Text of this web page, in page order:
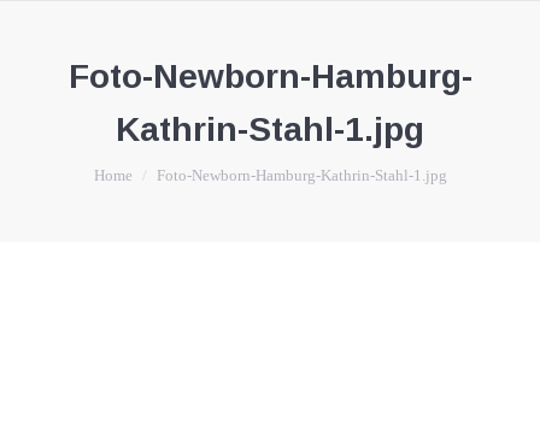
Foto-Newborn-Hamburg-
Kathrin-Stahl-1.jpg
You are here:
Home Foto-Newborn-Hamburg-Kathrin-Stahl-1.jpg